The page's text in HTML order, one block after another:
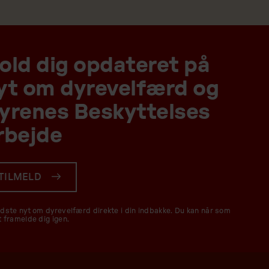
dig opdateret på
om dyrevelfærd og
Beskyttelses
nyt om dyrevelfærd direkte i din indbakke. Du kan når som
framelde dig igen.